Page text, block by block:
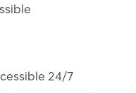
24/7